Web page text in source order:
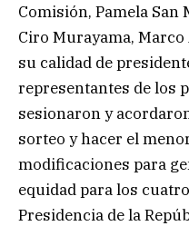
Comisión, Pamela
Ciro Murayama,
su calidad de
representantes de los
sesionaron y
sorteo y hacer el
modificaciones para
equidad para los
Presidencia de la